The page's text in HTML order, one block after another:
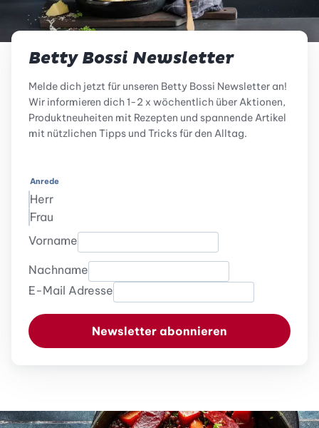
Betty Bossi Newsletter
Melde dich jetzt für unseren Betty Bossi Newsletter an!
Wir informieren dich 1-2 x wöchentlich über Aktionen,
Produktneuheiten mit Rezepten und spannende Artikel
mit nützlichen Tipps und Tricks für den Alltag.
Anrede
Herr
Frau
Vorname
Nachname
E-Mail Adresse
Newsletter abonnieren